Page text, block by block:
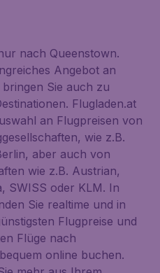
nach Queenstown.
Angebot an
Sie auch zu
Flugladen.at
an Flugpreisen von
wie z.B.
aber auch von
wie z.B. Austrian,
SWISS oder KLM. In
Sie realtime und in
Flugpreise und
Flüge nach
online buchen.